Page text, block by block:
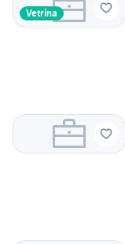
Vetrina